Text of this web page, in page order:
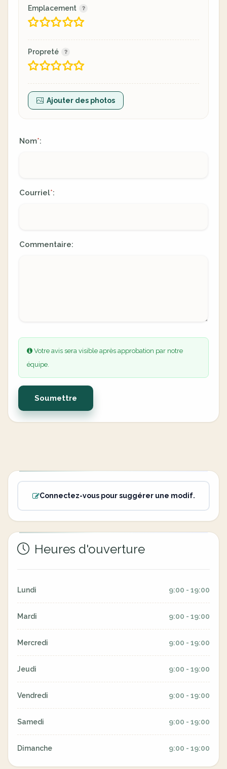
Emplacement
Propreté
Ajouter des photos
Nom*:
Courriel*:
Commentaire:
Votre avis sera visible après approbation par notre
équipe.
Soumettre
Connectez-vous pour suggérer une modif.
Heures d'ouverture
Lundi 9:00 - 19:00
Mardi 9:00 - 19:00
Mercredi 9:00 - 19:00
Jeudi 9:00 - 19:00
Vendredi 9:00 - 19:00
Samedi 9:00 - 19:00
Dimanche 9:00 - 19:00